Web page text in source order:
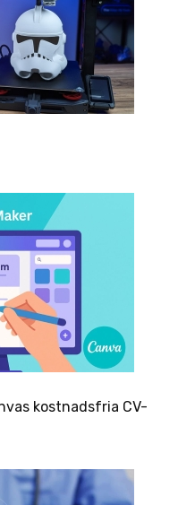
kostnadsfria CV-